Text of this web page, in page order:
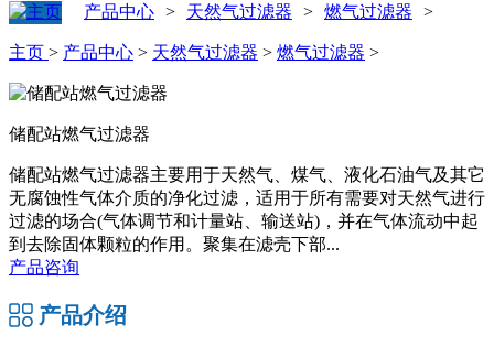
产品中心 > 天然气过滤器 > 燃气过滤器 >
主页 > 产品中心 > 天然气过滤器 > 燃气过滤器 >
储配站燃气过滤器
储配站燃气过滤器主要用于天然气、煤气、液化石油气及其它
无腐蚀性气体介质的净化过滤，适用于所有需要对天然气进行
过滤的场合(气体调节和计量站、输送站)，并在气体流动中起
到去除固体颗粒的作用。聚集在滤壳下部...
产品咨询
产品介绍